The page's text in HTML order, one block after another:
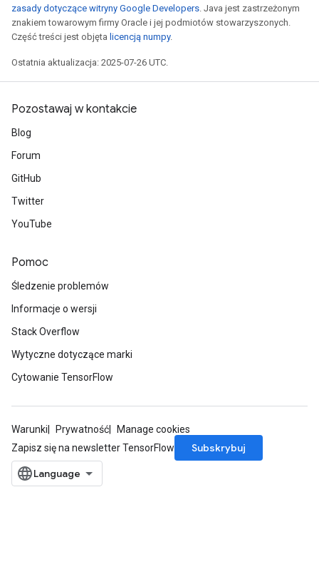
zasady dotyczące witryny Google Developers. Java jest zastrzeżonym
znakiem towarowym firmy Oracle i jej podmiotów stowarzyszonych.
Część treści jest objęta licencją numpy.
Ostatnia aktualizacja: 2025-07-26 UTC.
Pozostawaj w kontakcie
Blog
Forum
GitHub
Twitter
YouTube
Pomoc
Śledzenie problemów
Informacje o wersji
Stack Overflow
Wytyczne dotyczące marki
Cytowanie TensorFlow
Warunki Prywatność
Manage cookies
Zapisz się na newsletter TensorFlow
Subskrybuj